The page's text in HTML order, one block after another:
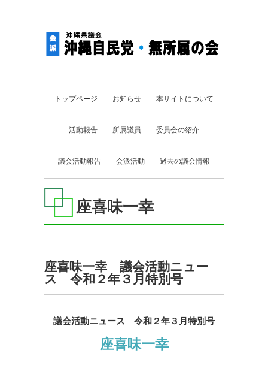
トップページ お知らせ 本サイトについて
活動報告 所属議員 委員会の紹介
議会活動報告 会派活動 過去の議会情報
座喜味一幸
座喜味一幸 議会活動ニュー
ス 令和２年３月特別号
議会活動ニュース 令和２年３月特別号
座喜味一幸